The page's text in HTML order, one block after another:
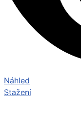
Náhled
Stažení